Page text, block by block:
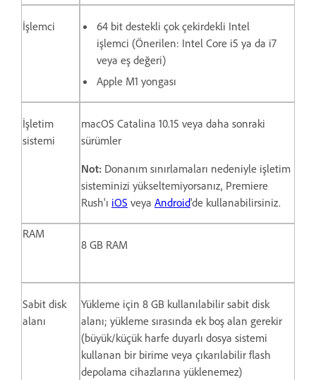
İşlemci
64 bit destekli çok çekirdekli Intel
işlemci (Önerilen: Intel Core i5 ya da i7
veya eş değeri)
Apple M1 yongası
İşletim
sistemi
macOS Catalina 10.15 veya daha sonraki
sürümler
Not: Donanım sınırlamaları nedeniyle işletim
sisteminizi yükseltemiyorsanız, Premiere
Rush'ı iOS veya Android'de kullanabilirsiniz.
RAM
8 GB RAM
Sabit disk
alanı
Yükleme için 8 GB kullanılabilir sabit disk
alanı; yükleme sırasında ek boş alan gerekir
(büyük/küçük harfe duyarlı dosya sistemi
kullanan bir birime veya çıkarılabilir flash
depolama cihazlarına yüklenemez)